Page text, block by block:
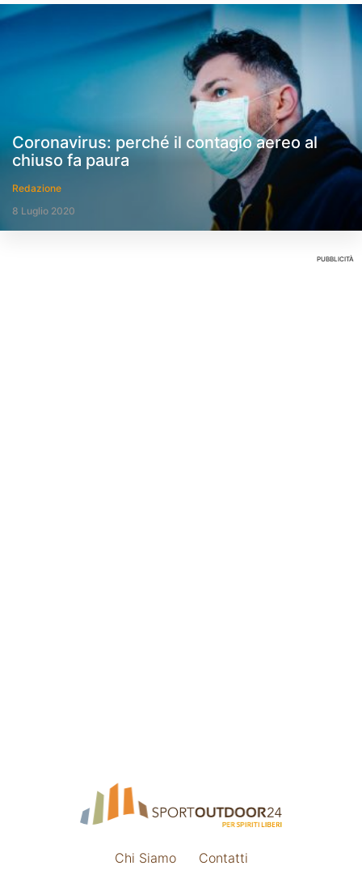
Coronavirus: perché il contagio aereo al
chiuso fa paura
Redazione
8 Luglio 2020
PUBBLICITÀ
Chi Siamo Contatti